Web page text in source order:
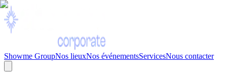
Showme GroupNos lieuxNos événementsServicesNous contacter